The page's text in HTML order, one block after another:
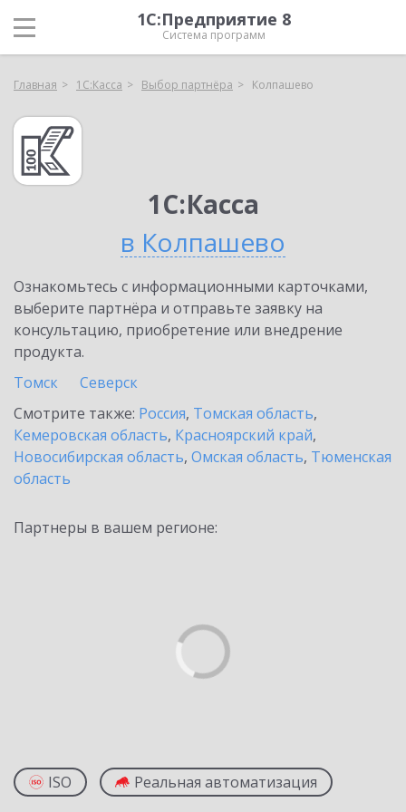
1С:Предприятие 8
Система программ
Главная 1С:Касса Выбор партнёра Колпашево
1С:Касса
в Колпашево
Ознакомьтесь с информационными карточками,
выберите партнёра и отправьте заявку на
консультацию, приобретение или внедрение
продукта.
Томск
Северск
Смотрите также: Россия, Томская область,
Кемеровская область, Красноярский край,
Новосибирская область, Омская область, Тюменская
область
Партнеры в вашем регионе:
ISO Реальная автоматизация